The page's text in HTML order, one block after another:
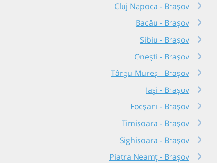
Cluj Napoca - Brașov
Bacău - Brașov
Sibiu - Brașov
Onești - Brașov
Târgu-Mureș - Brașov
Iași - Brașov
Focșani - Brașov
Timișoara - Brașov
Sighișoara - Brașov
Piatra Neamț - Brașov